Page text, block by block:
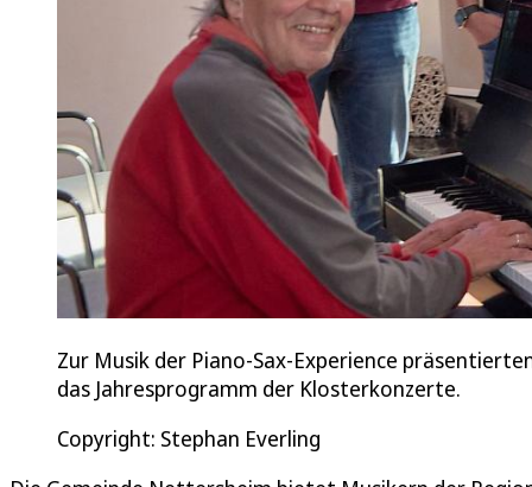
Zur Musik der Piano-Sax-Experience
das Jahresprogramm der Klosterkonzerte.
Copyright: Stephan Everling